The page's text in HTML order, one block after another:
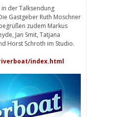
der Talksendung
Gastgeber Ruth Moschner
zudem Markus
Jan Smit, Tatjana
Horst Schroth im Studio.
index.html